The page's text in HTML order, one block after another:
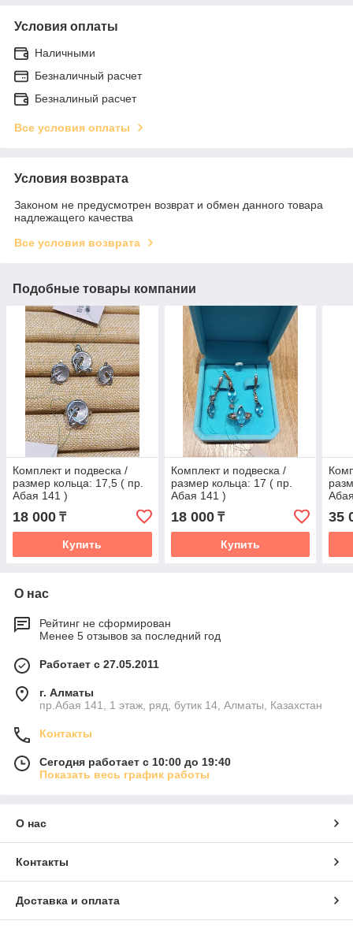
Условия оплаты
Наличными
Безналичный расчет
Безналиный расчет
Все условия оплаты
Условия возврата
Законом не предусмотрен возврат и обмен данного товара
надлежащего качества
Все условия возврата
Подобные товары компании
Комплект и подвеска /
размер кольца: 17,5 ( пр.
Абая 141 )
18 000 ₸
Купить
Комплект и подвеска /
размер кольца: 17 ( пр.
Абая 141 )
18 000₸
Купить
35
О нас
Рейтинг не сформирован
Менее 5 отзывов за последний год
Работает с 27.05.2011
г. Алматы
пр.Абая 141, 1 этаж, ряд, бутик 14, Алматы, Казахстан
Контакты
Сегодня работает с 10:00 до 19:40
Показать весь график работы
О нас
Контакты
Доставка и оплата